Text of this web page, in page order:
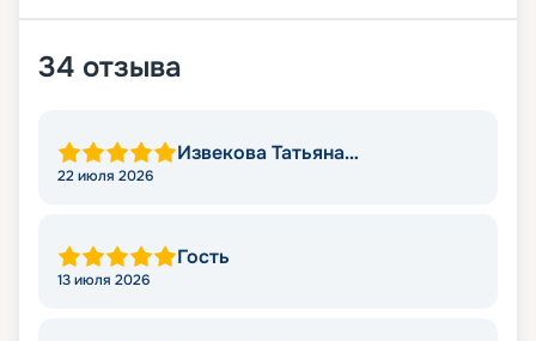
34 отзыва
Извекова Татьяна
22 июля 2026
Гость
13 июля 2026